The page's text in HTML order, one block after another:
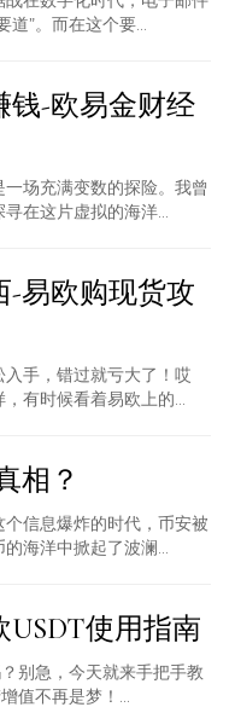
”。而在这个要...
钱-欧易金财经
场充满变数的探险。我曾
在这片虚拟的海洋...
-易欧购现货攻
手，错过就亏大了！哎
有时候看着易欧上的...
相？
信息爆炸的时代，币安被
海洋中掀起了波澜...
USDT使用指南
别急，今天就来手把手教
值不再是梦！...